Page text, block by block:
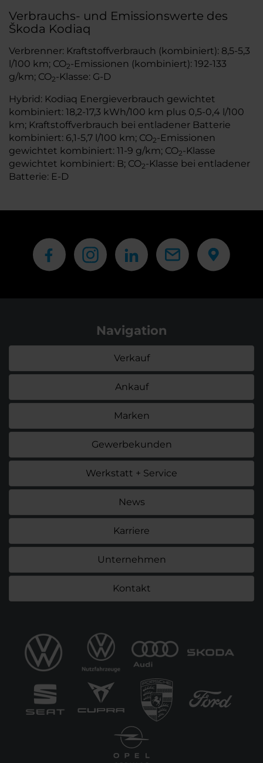
Verbrauchs- und Emissionswerte des
Škoda Kodiaq
Verbrenner: Kraftstoffverbrauch (kombiniert): 8,5-5,3
l/100 km; CO2-Emissionen (kombiniert): 192-133
g/km; CO2-Klasse: G-D
Hybrid: Kodiaq Energieverbrauch gewichtet
kombiniert: 18,2-17,3 kWh/100 km plus 0,5-0,4 l/100
km; Kraftstoffverbrauch bei entladener Batterie
kombiniert: 6,1-5,7 l/100 km; CO2-Emissionen
gewichtet kombiniert: 11-9 g/km; CO2-Klasse
gewichtet kombiniert: B; CO2-Klasse bei entladener
Batterie: E-D
Navigation
Verkauf
Ankauf
Marken
Gewerbekunden
Werkstatt + Service
News
Karriere
Unternehmen
Kontakt